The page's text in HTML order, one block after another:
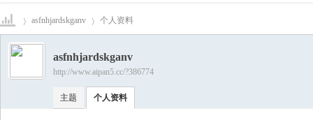
爱盘›
asfnhjardskganv 个人资料
asfnhjardskganv
http://www.aipan5.cc/?386774
主题 个人资料